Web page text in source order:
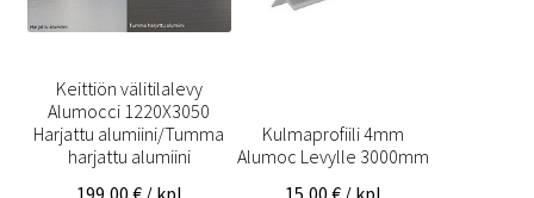
Keittiön välitilalevy
Alumocci 1220X3050
Harjattu alumiini/Tumma
harjattu alumiini
199,00 € / kpl
Kulmaprofiili 4mm
Alumoc Levylle 3000mm
15,00€ / kpl